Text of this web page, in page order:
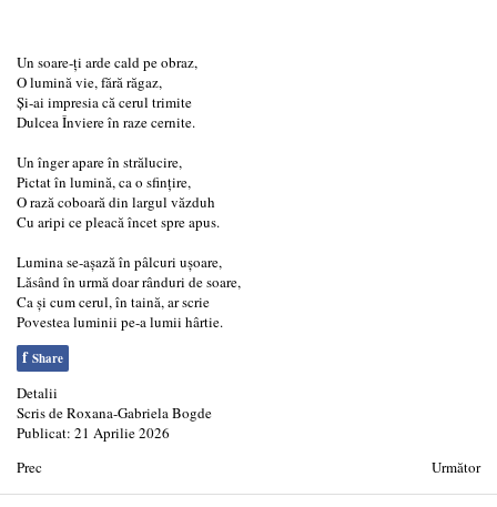
Un soare‑ți arde cald pe obraz,
O lumină vie, fără răgaz,
Și‑ai impresia că cerul trimite
Dulcea Înviere în raze cernite.
Un înger apare în strălucire,
Pictat în lumină, ca o sfințire,
O rază coboară din largul văzduh
Cu aripi ce pleacă încet spre apus.
Lumina se‑așază în pâlcuri ușoare,
Lăsând în urmă doar rânduri de soare,
Ca și cum cerul, în taină, ar scrie
Povestea luminii pe-a lumii hârtie.
f Share
Detalii
Scris deRoxana-Gabriela Bogde
Publicat: 21 Aprilie 2026
Prec
Următor